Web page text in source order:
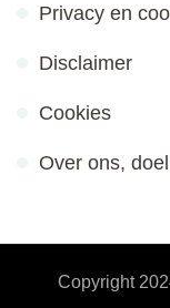
Privacy en
Disclaimer
Cookies
Over ons,
Copyright